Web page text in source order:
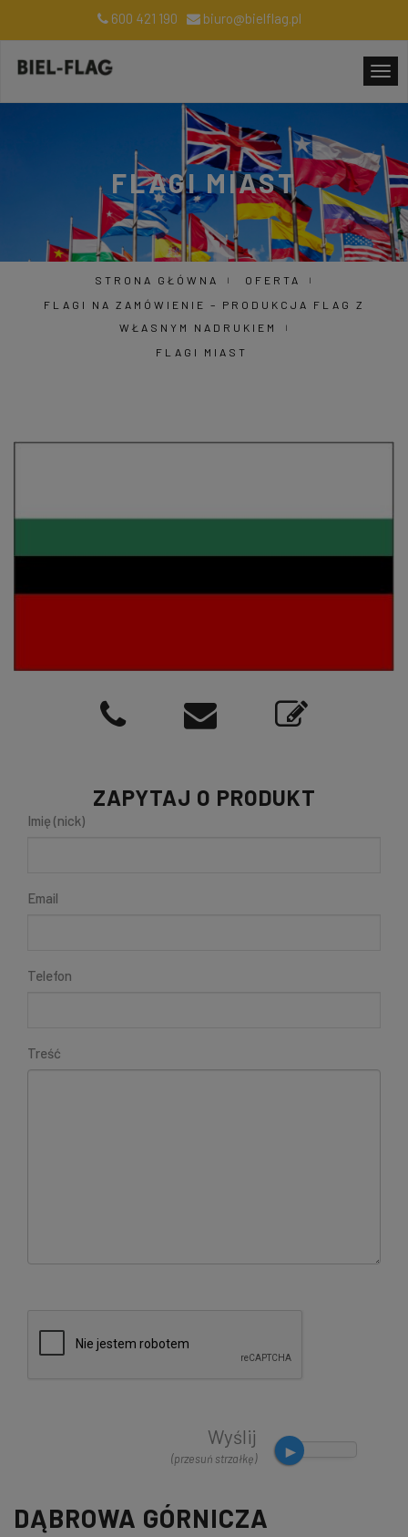
600 421 190 biuro@bielflag.pl
FLAGI MIAST
STRONA GŁÓWNA
OFERTA
FLAGI NA ZAMÓWIENIE – PRODUKCJA FLAG Z
WŁASNYM NADRUKIEM
FLAGI MIAST
ZAPYTAJ O PRODUKT
Imię (nick)
Email
Telefon
Treść
Wyślij
(przesuń strzałkę)
DĄBROWA GÓRNICZA